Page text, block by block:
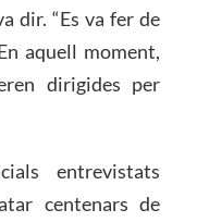
dir. “Es va fer de
aquell moment,
dirigides per
entrevistats
centenars de